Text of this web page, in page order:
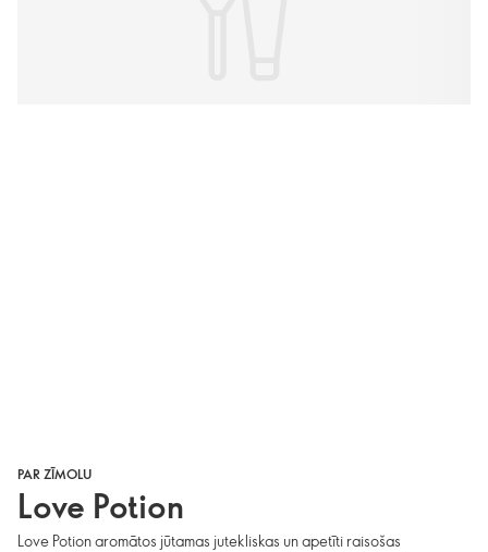
PAR ZĪMOLU
Love Potion
Love Potion aromātos jūtamas jutekliskas un apetīti raisošas